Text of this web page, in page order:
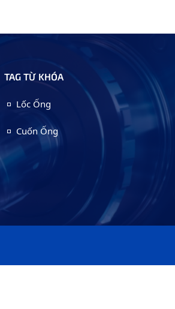
TAG TỪ KHÓA
Lốc Ống
Cuốn Ống